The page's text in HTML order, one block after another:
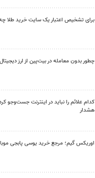
برای تشخیص اعتبار یک سایت خرید طلا چه
چطور بدون معامله در بیت‌پین از ارز
کدام علائم را نباید در اینترنت جست‌وجو
هشدار
اوریکس گیم؛ مرجع خرید یوسی پابجی